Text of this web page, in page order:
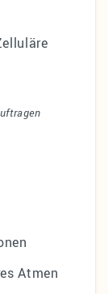
Atmen